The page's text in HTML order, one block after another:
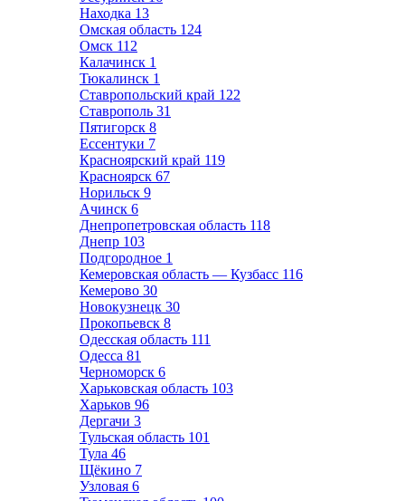
Находка 13
Омская область 124
Омск 112
Калачинск 1
Тюкалинск 1
Ставропольский край 122
Ставрополь 31
Пятигорск 8
Ессентуки 7
Красноярский край 119
Красноярск 67
Норильск 9
Ачинск 6
Днепропетровская область 118
Днепр 103
Подгородное 1
Кемеровская область — Кузбасс 116
Кемерово 30
Новокузнецк 30
Прокопьевск 8
Одесская область 111
Одесса 81
Черноморск 6
Харьковская область 103
Харьков 96
Дергачи 3
Тульская область 101
Тула 46
Щёкино 7
Узловая 6